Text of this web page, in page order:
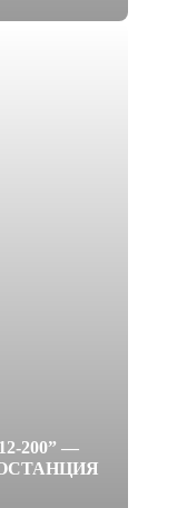
200” —